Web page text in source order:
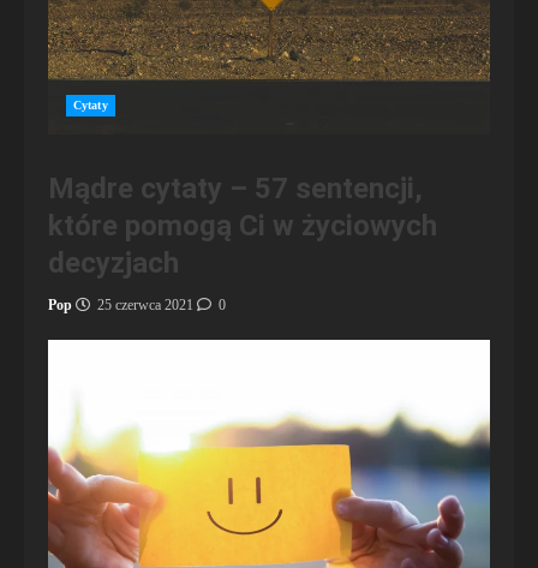
Cytaty
Mądre cytaty – 57 sentencji,
które pomogą Ci w życiowych
decyzjach
Pop 25 czerwca 2021 0